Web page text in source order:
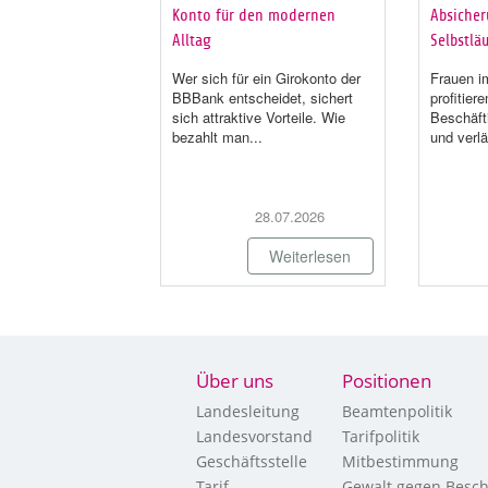
Konto für den modernen
Alltag
Wer sich für ein Girokonto der
BBBank entscheidet, sichert
sich attraktive Vorteile. Wie
bezahlt man...
28.07.2026
Weiterlesen
Frauen
und
Über uns
Landesleitung
Landesvorstand
Geschäftsstelle
Positionen
Beamtenpolitik
Tarifpolitik
Mitbestimmung